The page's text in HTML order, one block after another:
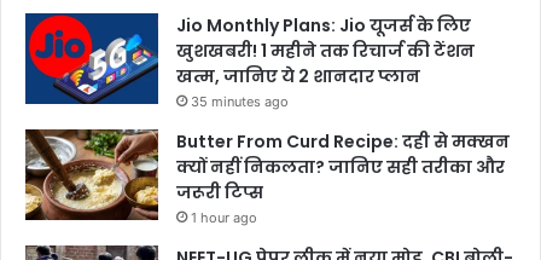
Jio Monthly Plans: Jio यूजर्स के लिए
खुशखबरी! 1 महीने तक रिचार्ज की टेंशन
खत्म, जानिए ये 2 शानदार प्लान
35 minutes ago
Butter From Curd Recipe: दही से मक्खन
क्यों नहीं निकलता? जानिए सही तरीका और
जरूरी टिप्स
1 hour ago